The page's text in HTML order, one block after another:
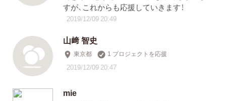
すが、これからも応援していきます！
2019/12/09 20:49
山﨑 智史
東京都 1 プロジェクトを応援
2019/12/09 20:47
mie